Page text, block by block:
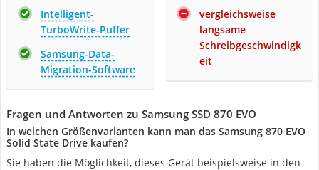
Intelligent-
TurboWrite-Puffer
Samsung-Data-
Migration-Software
vergleichsweise
langsame
Schreibgeschwindigk
eit
Fragen und Antworten zu Samsung SSD 870 EVO
In welchen Größenvarianten kann man das Samsung 870 EVO
Solid State Drive kaufen?
Sie haben die Möglichkeit, dieses Gerät beispielsweise in den